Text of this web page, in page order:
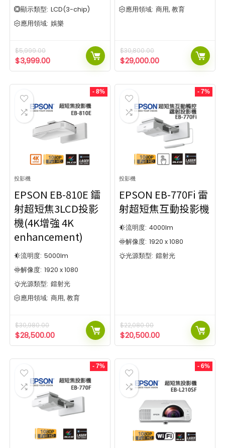
5
10
價格范圍
$3 999 $800 000
流明度
3300 LED流明 31000流明
4K Pro UHD 4 854 x 480
1024 x 768
1366 x 768 1 1920 x 720
1400 x 1050 4 1920 x 1080
SHOW MORE
對比度
1,000:1 1
1600:1
5,000:1
顯示技術
DLP(1-chip) 2
畫面比例
4:3 9 16:9 10
16:10 9
排序方式
Popularity
Price: low to high
Price: high to low
Show only products on sale
In stock only
Clear filters
112
12 10
價格范圍 流明度
31000流明
1024 x 768 281280 x 720
1280 x 768 4 1280 x 800
1366 x 768 1 1920 x 720
1400 x 1050 4 1920 x 1080
對比度
1,000:1
1600:1 1 3,000:1
5,000:1 7
顯示技術
LED 3 鐳射光 65
鐳射熒光粉
4:3
16:10 9
Popularity
Newness
Price: low to high
Price: high to low
Show only products on sale
In stock only
Clear filters
顯示類型: LCD(3-chip)
應用領域: 娛樂
$5,999.00
$3,999.00
應用領域: 商用, 教育
$30,800.00
$29,000.00
- 8%
投影機
EPSON EB-810E 鐳
射超短焦3LCD投影
機(4K增強 4K
enhancement)
流明度: 5000lm
解像度: 1920 x 1080
光源類型: 鐳射光
應用領域: 商用, 教育
$30,980.00
$28,500.00
- 7%
投影機
EPSON EB-770Fi 雷
射超短焦互動投影機
流明度: 4000lm
解像度: 1920 x 1080
光源類型: 鐳射光
$22,080.00
$20,500.00
- 7% - 6%